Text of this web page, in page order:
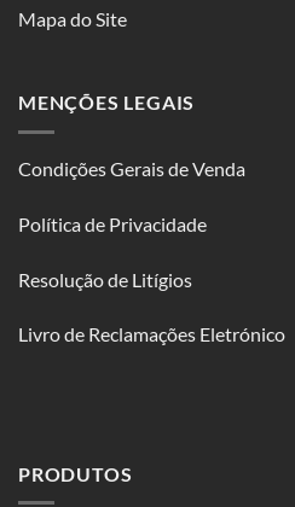
Mapa do Site
MENÇÕES LEGAIS
Condições Gerais de Venda
Política de Privacidade
Resolução de Litígios
Livro de Reclamações Eletrónico
PRODUTOS